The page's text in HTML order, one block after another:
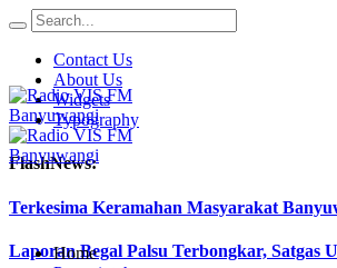
Contact Us
About Us
Widgets
Typography
FlashNews:
Terkesima Keramahan Masyarakat
Laporan Begal Palsu Terbongkar, Satgas
Home